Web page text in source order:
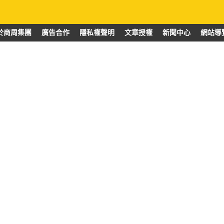
商周集團 廣告合作 隱私權聲明 文章授權 新聞中心 網站導